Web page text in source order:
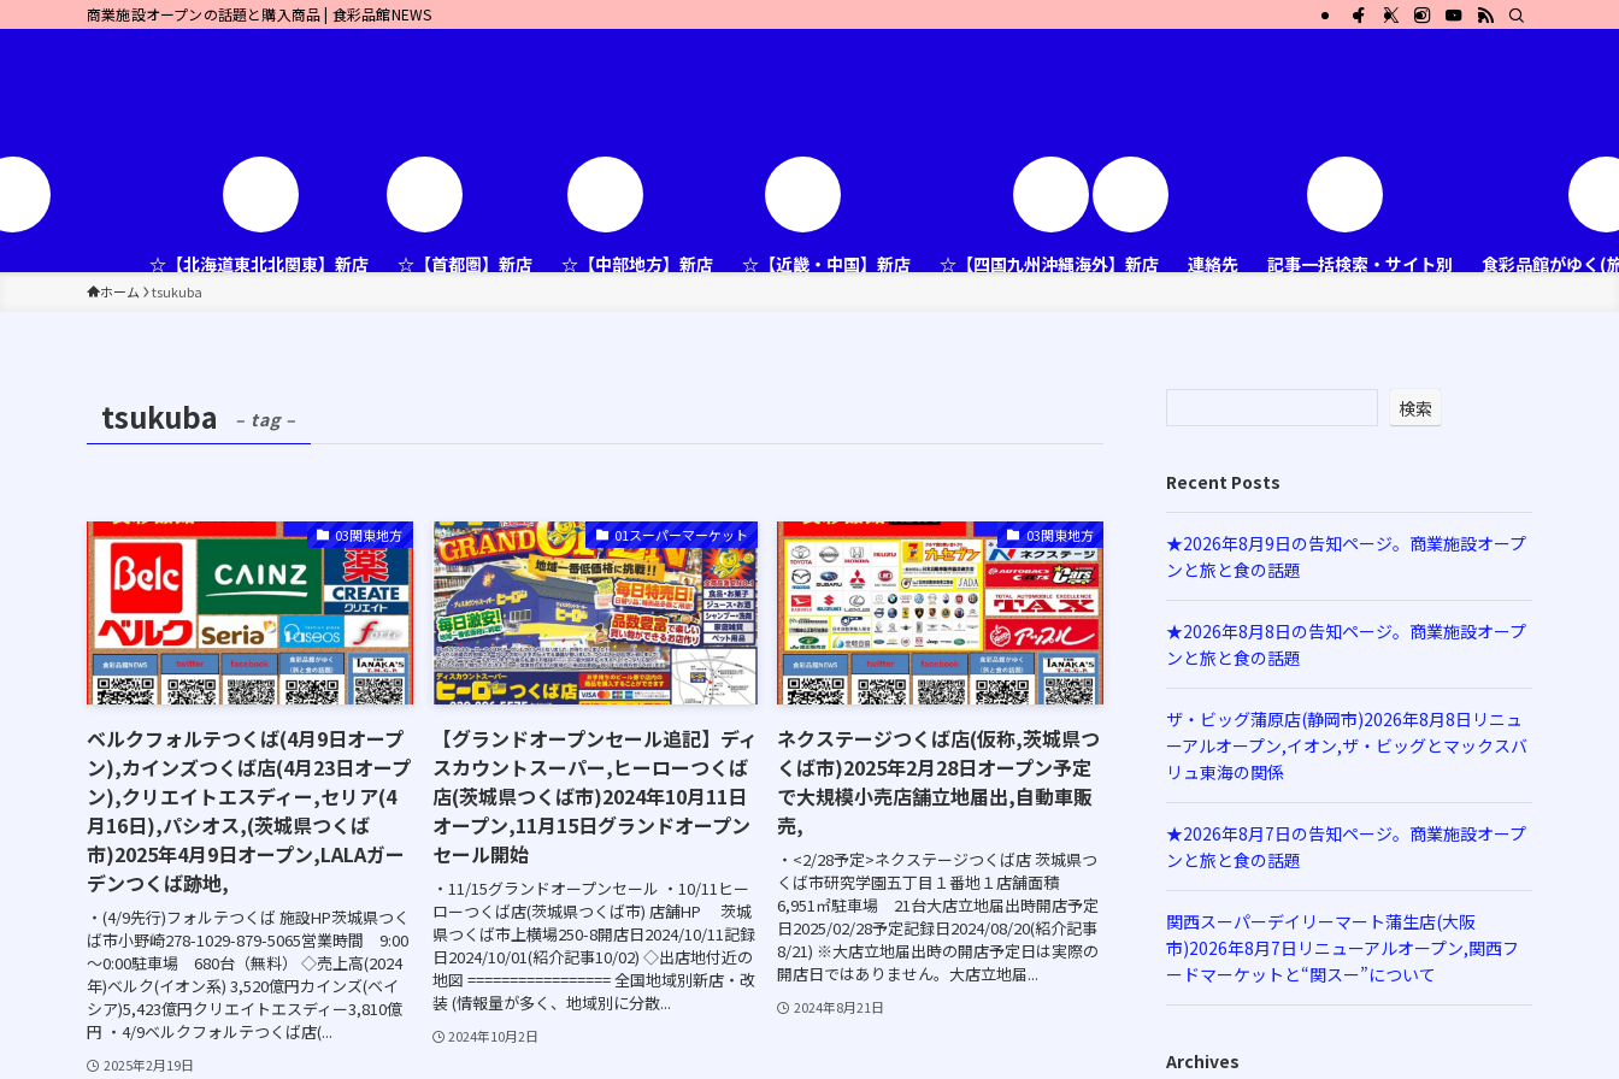
商業施設オープンの話題と購入商品 | 食彩品館NEWS
☆【北海道東北北関東】新店 ☆【首都圏】新店 ☆【中部地方】新店 ☆【近畿・中国】新店 ☆【四国九州沖縄海外】新店 連絡先 記事一括検索・サイト別 食彩品館がゆく(
ホーム tsukuba
tsukuba – tag –
03関東地方
ベルクフォルテつくば(4月9日オープ
ン),カインズつくば店(4月23日オープ
ン),クリエイトエスディー,セリア(4
月16日),パシオス,(茨城県つくば
市)2025年4月9日オープン,LALAガー
デンつくば跡地,
・(4/9先行)フォルテつくば 施設HP茨城県つく
ば市小野崎278-1029-879-5065営業時間 9:00
～0:00駐車場 680台（無料） ◇売上高(2024
年)ベルク(イオン系) 3,520億円カインズ(ベイ
シア)5,423億円クリエイトエスディー3,810億
円 ・4/9ベルクフォルテつくば店(...
2025年2月19日
01スーパーマーケット
【グランドオープンセール追記】ディ
スカウントスーパー,ヒーローつくば
店(茨城県つくば市)2024年10月11日
オープン,11月15日グランドオープン
セール開始
・11/15グランドオープンセール ・10/11ヒー
ローつくば店(茨城県つくば市) 店舗HP 茨城
県つくば市上横場250-8開店日2024/10/11記録
日2024/10/01(紹介記事10/02) ◇出店地付近の
地図 ================= 全国地域別新店・改
装 (情報量が多く、地域別に分散...
2024年10月2日
03関東地方
ネクステージつくば店(仮称,茨城県つ
くば市)2025年2月28日オープン予定
で大規模小売店舗立地届出,自動車販
売,
・<2/28予定>ネクステージつくば店 茨城県つ
くば市研究学園五丁目１番地１店舗面積
6,951㎡駐車場 21台大店立地届出時開店予定
日2025/02/28予定記録日2024/08/20(紹介記事
8/21) ※大店立地届出時の開店予定日は実際の
開店日ではありません。大店立地届...
2024年8月21日
検索
Recent Posts
★2026年8月9日の告知ページ。商業施設オープ
ンと旅と食の話題
★2026年8月8日の告知ページ。商業施設オープ
ンと旅と食の話題
ザ・ビッグ蒲原店(静岡市)2026年8月8日リニュ
ーアルオープン,イオン,ザ・ビッグとマックスバ
リュ東海の関係
★2026年8月7日の告知ページ。商業施設オープ
ンと旅と食の話題
関西スーパーデイリーマート蒲生店(大阪
市)2026年8月7日リニューアルオープン,関西フ
ードマーケットと“関スー”について
Archives